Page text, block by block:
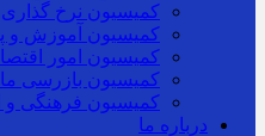
کمیسیون نرخ گذاری
کمیسیون آموزش و
کمیسیون امور
کمیسیون بازرسی ماده
کمیسیون فرهنگی و
درباره ما